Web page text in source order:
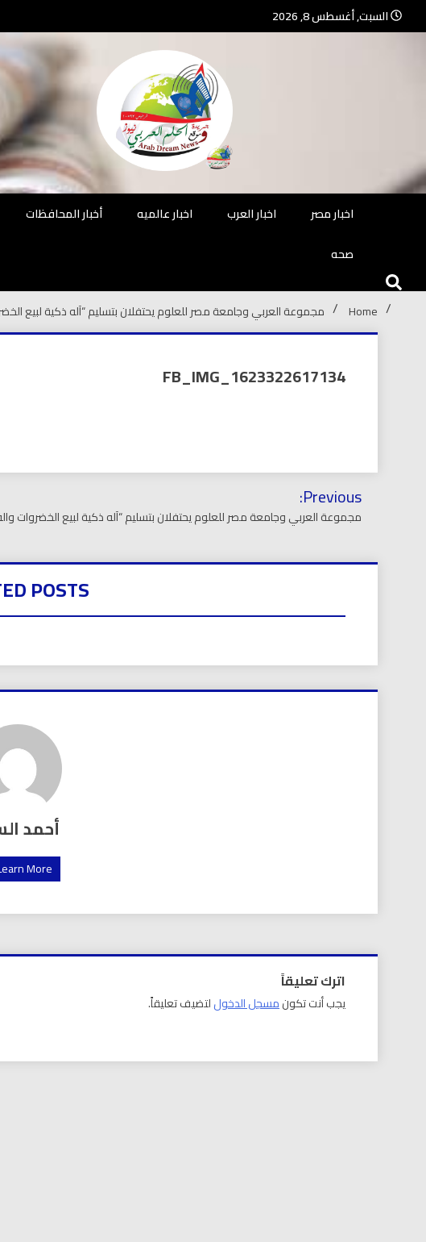
السبت, أغسطس 8, 2026
جريدة مستقلة – صحافة تضيئ لك الواقع
اخبار مصر
اخبار العرب اخبار عالميه أخبار المحافظات
صحه
Home مجموعة العربي وجامعة مصر للعلوم يحتفلان بتسليم “آله ذكية لبيع
FB_IMG_1623322617134
تصفّح
المقالات
Previous:
مجموعة العربي وجامعة مصر للعلوم يحتفلان بتسليم “آله ذكية لبيع الخضروات
POSTS
أحمد
More →
اترك تعليقاً
يجب أنت تكونمسجل الدخوللتضيف تعليقاً.